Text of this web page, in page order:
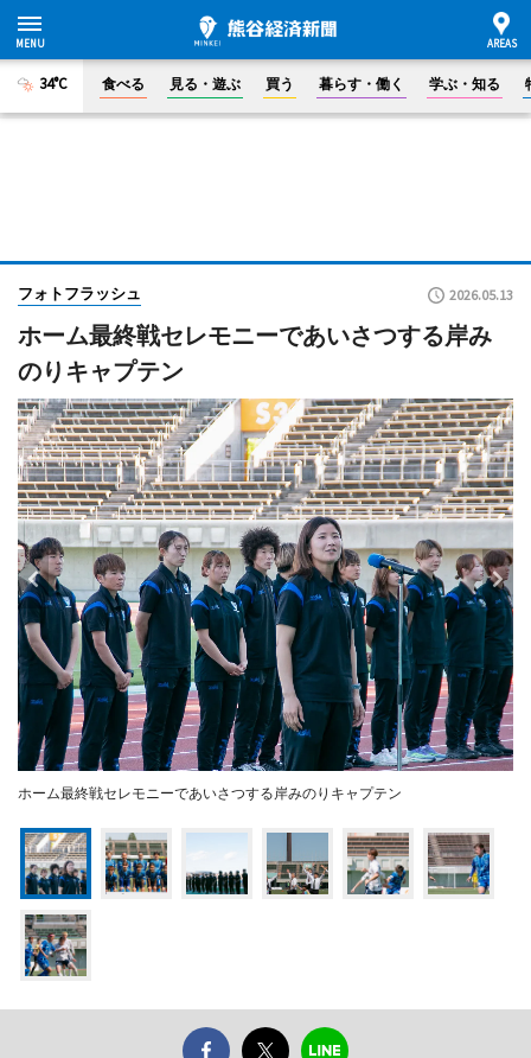
34°C 食べる 見る・遊ぶ 買う 暮らす・働く 学ぶ・知る
フォトフラッシュ 2026.05.13
ホーム最終戦セレモニーであいさつする岸み
のりキャプテン
ホーム最終戦セレモニーであいさつする岸みのりキャプテン